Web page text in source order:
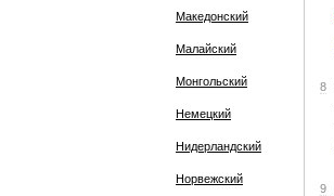
Македонский
Малайский
Монгольский
Немецкий
Нидерландский
Норвежский
8
9